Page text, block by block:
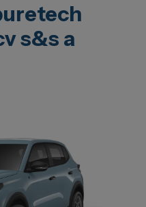
s&s a